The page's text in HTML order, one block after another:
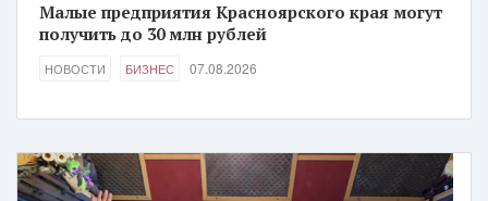
Малые предприятия Красноярского края могут
получить до 30 млн рублей
НОВОСТИ БИЗНЕС 07.08.2026